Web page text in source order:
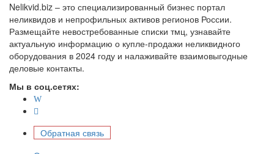
Nelikvid.biz – это специализированный бизнес портал
неликвидов и непрофильных активов регионов России.
Размещайте невостребованные списки тмц, узнавайте
актуальную информацию о купле-продажи неликвидного
оборудования в 2024 году и налаживайте взаимовыгодные
деловые контакты.
Мы в соц.сетях:
Обратная связь